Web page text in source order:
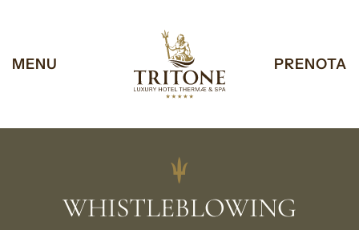
MENU PRENOTA
WHISTLEBLOWING
Informativa sulla raccolta
Le tue preferenze relative alla privacy